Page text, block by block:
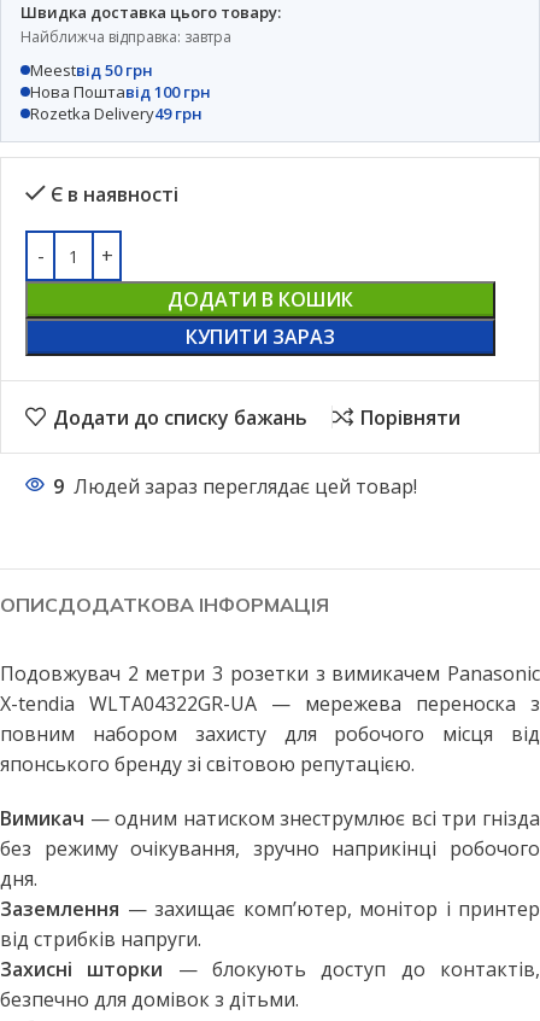
Швидка доставка цього товару:
Найближча відправка: завтра
Meestвід 50 грн
Нова Поштавід 100 грн
Rozetka Delivery49 грн
Є в наявності
ДОДАТИ В КОШИК
КУПИТИ ЗАРАЗ
Додати до списку бажань Порівняти
9 Людей зараз переглядає цей товар!
ОПИСДОДАТКОВА ІНФОРМАЦІЯ
Подовжувач 2 метри 3 розетки з вимикачем Panasonic
X-tendia WLTA04322GR-UA — мережева переноска з
повним набором захисту для робочого місця від
японського бренду зі світовою репутацією.
Вимикач — одним натиском знеструмлює всі три гнізда
без режиму очікування, зручно наприкінці робочого
дня.
Заземлення — захищає комп’ютер, монітор і принтер
від стрибків напруги.
Захисні шторки — блокують доступ до контактів,
безпечно для домівок з дітьми.